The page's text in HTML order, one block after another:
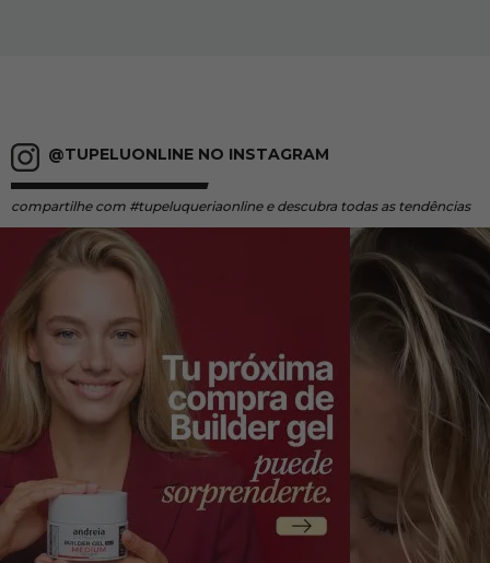
@TUPELUONLINE NO INSTAGRAM
compartilhe com #tupeluqueriaonline e descubra todas as tendências